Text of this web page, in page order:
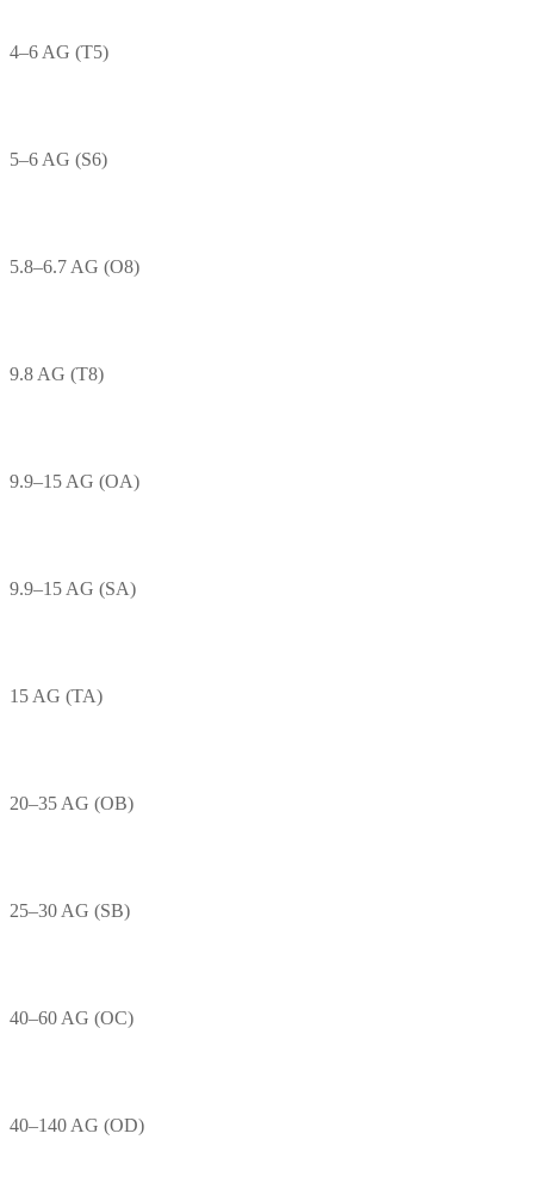
4–6 AG (T5)
5–6 AG (S6)
5.8–6.7 AG (O8)
9.8 AG (T8)
9.9–15 AG (OA)
9.9–15 AG (SA)
15 AG (TA)
20–35 AG (OB)
25–30 AG (SB)
40–60 AG (OC)
40–140 AG (OD)